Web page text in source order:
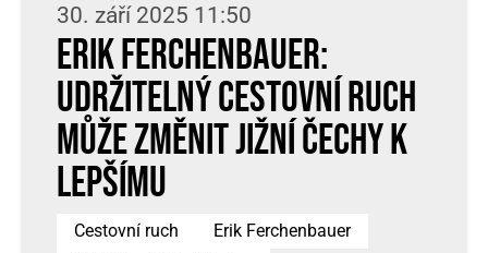
30. září 2025 11:50
Erik Ferchenbauer:
Udržitelný cestovní ruch
může změnit Jižní Čechy k
lepšímu
Cestovní ruch
Erik Ferchenbauer